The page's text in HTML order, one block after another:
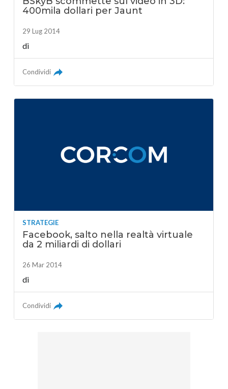
400mila dollari per Jaunt
29 Lug 2014
di
Condividi
STRATEGIE
Facebook, salto nella realtà virtuale
da 2 miliardi di dollari
26 Mar 2014
di
Condividi